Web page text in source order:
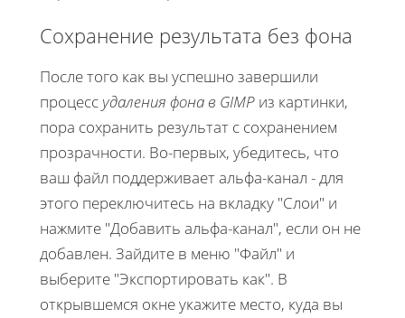
Сохранение результата без фона
После того как вы успешно завершили
процесс удаления фона в GIMP из картинки,
пора сохранить результат с сохранением
прозрачности. Во-первых, убедитесь, что
ваш файл поддерживает альфа-канал - для
этого переключитесь на вкладку "Слои" и
нажмите "Добавить альфа-канал", если он не
добавлен. Зайдите в меню "Файл" и
выберите "Экспортировать как". В
открывшемся окне укажите место, куда вы